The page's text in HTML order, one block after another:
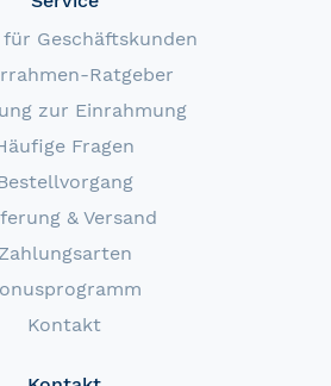
für Geschäftskunden
Ratgeber
zur Einrahmung
Fragen
& Versand
Zahlungsarten
Kontakt